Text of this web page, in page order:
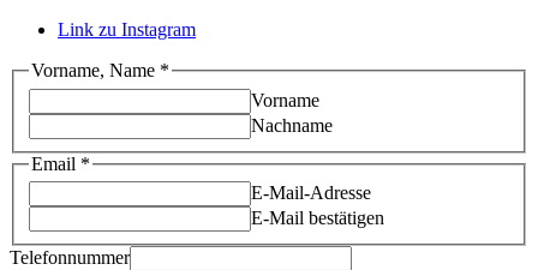
Link zu Instagram
Vorname, Name *
Vorname
Nachname
Email *
E-Mail-Adresse
E-Mail bestätigen
Telefonnummer